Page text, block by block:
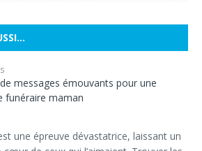
messages émouvants pour une
funéraire maman
une épreuve dévastatrice, laissant un